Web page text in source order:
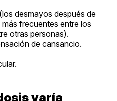
desmayos después de
frecuentes entre los
otras personas).
de cansancio.
varía